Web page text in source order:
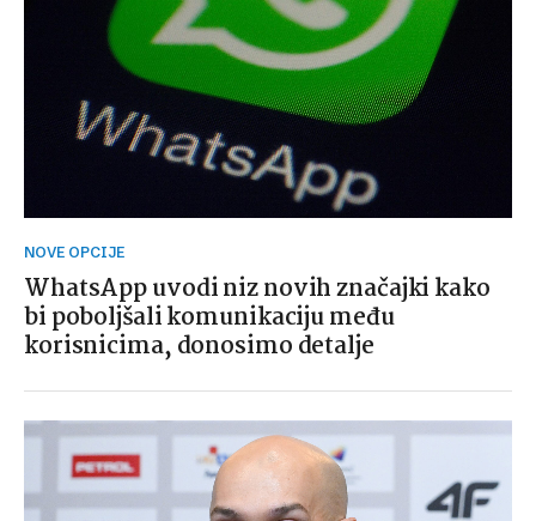
NOVE OPCIJE
WhatsApp uvodi niz novih značajki kako
bi poboljšali komunikaciju među
korisnicima, donosimo detalje